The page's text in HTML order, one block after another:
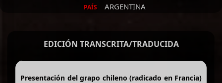
PAÍS ARGENTINA
EDICIÓN TRANSCRITA/TRADUCIDA
Presentación del grapo chileno (radicado en Francia)